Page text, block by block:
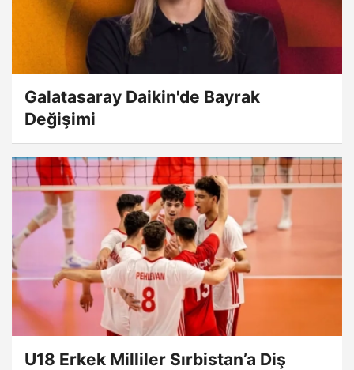
Galatasaray Daikin'de Bayrak
Değişimi
U18 Erkek Milliler Sırbistan’a Diş